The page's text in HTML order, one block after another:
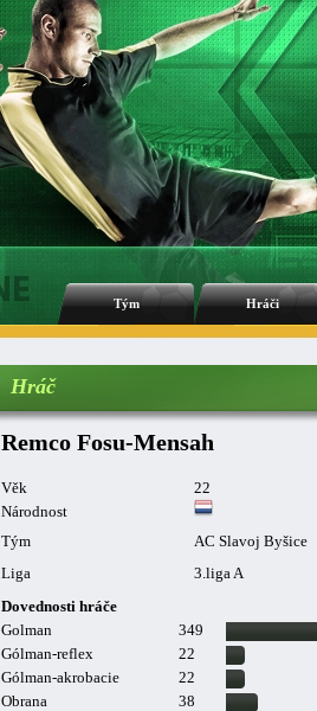
Tým Hráči
Hráč
Remco Fosu-Mensah
Věk 22
Národnost
Tým
AC Slavoj Byšice
Liga
3.liga A
Dovednosti hráče
Golman
349
Gólman-reflex
22
Gólman-akrobacie
22
Obrana
38